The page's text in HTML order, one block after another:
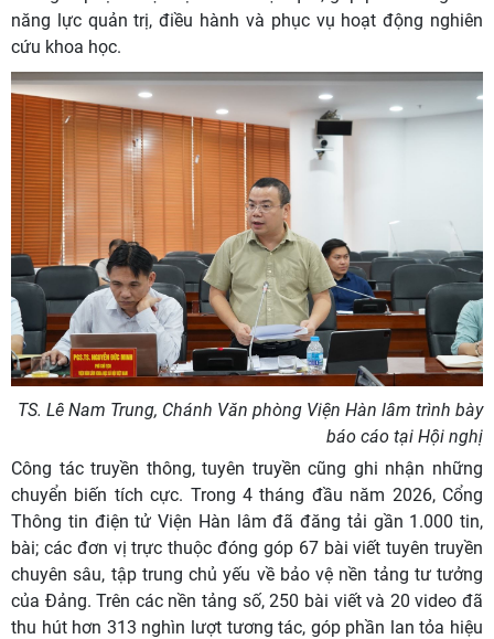
năng lực quản trị, điều hành và phục vụ hoạt động nghiên
cứu khoa học.
TS. Lê Nam Trung, Chánh Văn phòng Viện Hàn lâm trình bày
báo cáo tại Hội nghị
Công tác truyền thông, tuyên truyền cũng ghi nhận những
chuyển biến tích cực. Trong 4 tháng đầu năm 2026, Cổng
Thông tin điện tử Viện Hàn lâm đã đăng tải gần 1.000 tin,
bài; các đơn vị trực thuộc đóng góp 67 bài viết tuyên truyền
chuyên sâu, tập trung chủ yếu về bảo vệ nền tảng tư tưởng
của Đảng. Trên các nền tảng số, 250 bài viết và 20 video đã
thu hút hơn 313 nghìn lượt tương tác, góp phần lan tỏa hiệu